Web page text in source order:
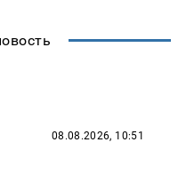
08.08.2026, 10:51